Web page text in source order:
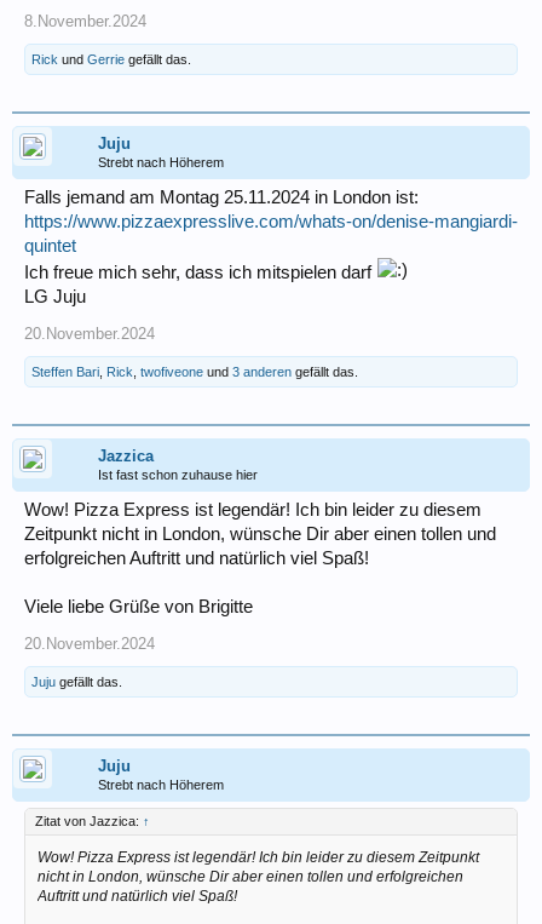
8.November.2024
Rick und Gerrie gefällt das.
Juju
Strebt nach Höherem
Falls jemand am Montag 25.11.2024 in London ist:
https://www.pizzaexpresslive.com/whats-on/denise-mangiardi-
quintet
Ich freue mich sehr, dass ich mitspielen darf
LG Juju
20.November.2024
Steffen Bari Rick twofiveone und 3 anderen gefällt das.
Jazzica
Ist fast schon zuhause hier
Wow! Pizza Express ist legendär! Ich bin leider zu diesem
Zeitpunkt nicht in London, wünsche Dir aber einen tollen und
erfolgreichen Auftritt und natürlich viel Spaß!
Viele liebe Grüße von Brigitte
20.November.2024
Juju gefällt das.
Juju
Strebt nach Höherem
Zitat von Jazzica: ↑
Wow! Pizza Express ist legendär! Ich bin leider zu diesem Zeitpunkt
nicht in London, wünsche Dir aber einen tollen und erfolgreichen
Auftritt und natürlich viel Spaß!